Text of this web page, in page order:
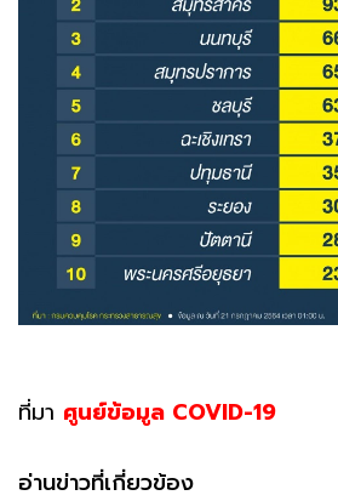
ที่มา ศูนย์ข้อมูล COVID-19
อ่านข่าวที่เกี่ยวข้อง